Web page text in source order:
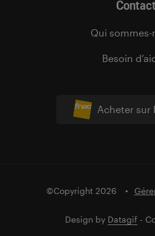
Acheter sur
Contact
Qui sommes-
Besoin
©Copyright 2026
Design by Datagif -